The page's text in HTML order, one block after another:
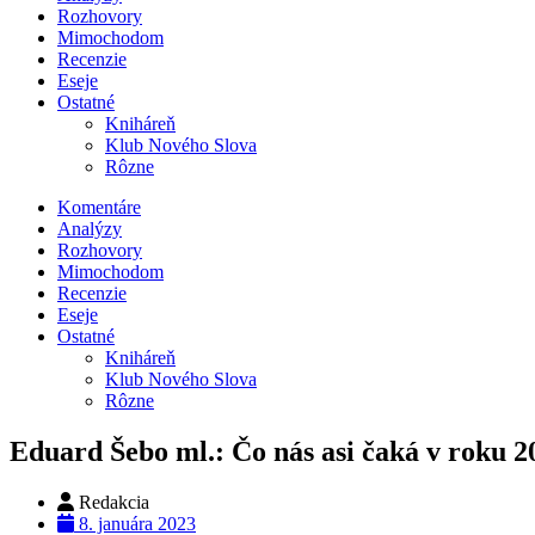
Rozhovory
Mimochodom
Recenzie
Eseje
Ostatné
Kniháreň
Klub Nového Slova
Rôzne
Komentáre
Analýzy
Rozhovory
Mimochodom
Recenzie
Eseje
Ostatné
Kniháreň
Klub Nového Slova
Rôzne
Eduard Šebo ml.: Čo nás asi čaká v roku
Redakcia
8. januára 2023